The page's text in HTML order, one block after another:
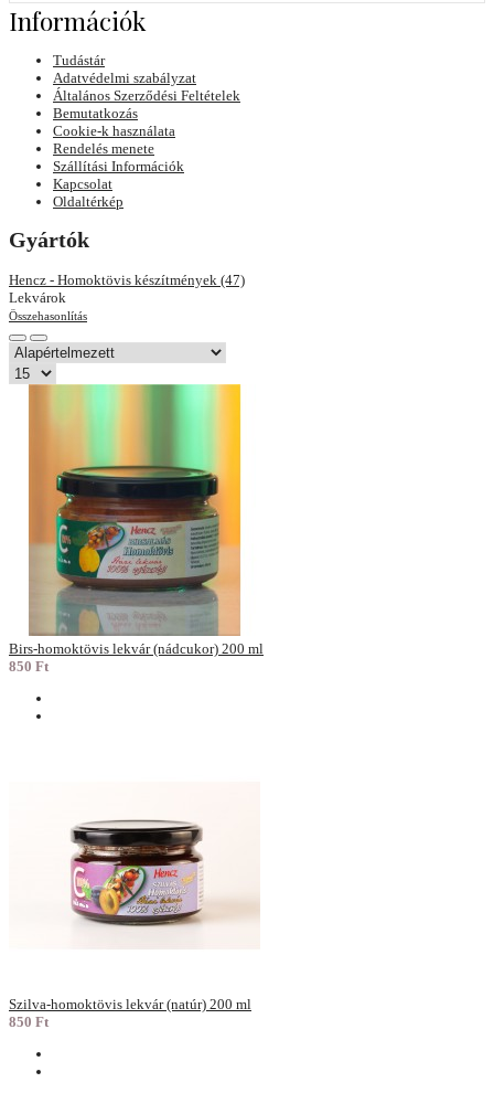
Információk
Tudástár
Adatvédelmi szabályzat
Általános Szerződési Feltételek
Bemutatkozás
Cookie-k használata
Rendelés menete
Szállítási Információk
Kapcsolat
Oldaltérkép
Gyártók
Hencz - Homoktövis készítmények (47)
Lekvárok
Összehasonlítás
Birs-homoktövis lekvár (nádcukor) 200 ml
850 Ft
Szilva-homoktövis lekvár (natúr) 200 ml
850 Ft